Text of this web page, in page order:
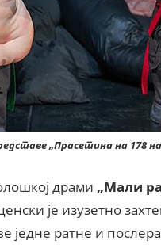
„Прасетина на 178
драми „Мали
је изузетно
једне ратне и